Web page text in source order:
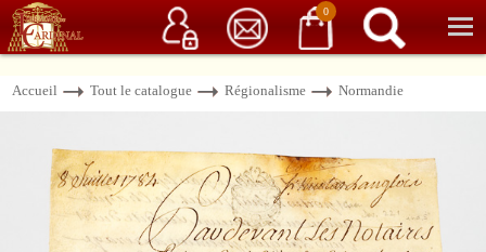
0
Service client 06 15 37 15 37 Librairie de livres anciens & rares
Accueil Tout le catalogue Régionalisme Normandie